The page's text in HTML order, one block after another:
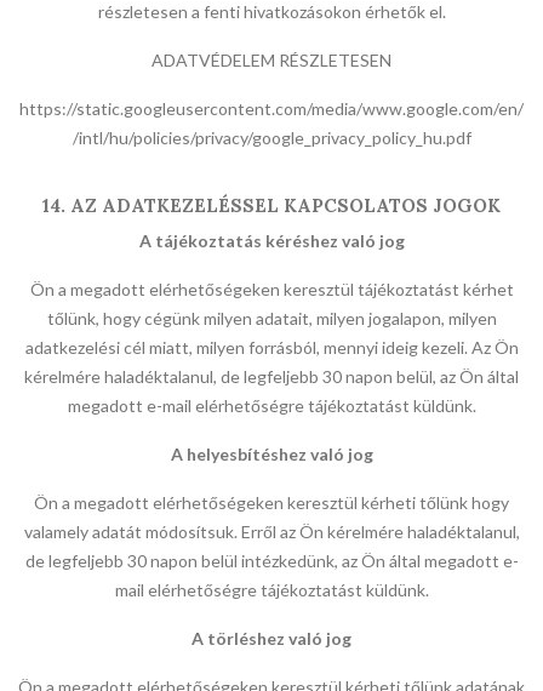
részletesen a fenti hivatkozásokon érhetők el.
ADATVÉDELEM RÉSZLETESEN
https://static.googleusercontent.com/media/www.google.com/en/
/intl/hu/policies/privacy/google_privacy_policy_hu.pdf
14. AZ ADATKEZELÉSSEL KAPCSOLATOS JOGOK
A tájékoztatás kéréshez való jog
Ön a megadott elérhetőségeken keresztül tájékoztatást kérhet
tőlünk, hogy cégünk milyen adatait, milyen jogalapon, milyen
adatkezelési cél miatt, milyen forrásból, mennyi ideig kezeli. Az Ön
kérelmére haladéktalanul, de legfeljebb 30 napon belül, az Ön által
megadott e-mail elérhetőségre tájékoztatást küldünk.
A helyesbítéshez való jog
Ön a megadott elérhetőségeken keresztül kérheti tőlünk hogy
valamely adatát módosítsuk. Erről az Ön kérelmére haladéktalanul,
de legfeljebb 30 napon belül intézkedünk, az Ön által megadott e-
mail elérhetőségre tájékoztatást küldünk.
A törléshez való jog
Ön a megadott elérhetőségeken keresztül kérheti tőlünk adatának